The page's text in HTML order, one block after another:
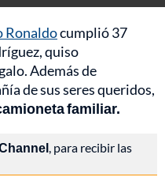
Ronaldocumplió 37
quiso
Además de
de sus seres queridos,
familiar.
, para recibir las